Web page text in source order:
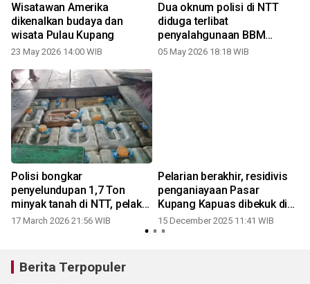
Wisatawan Amerika
dikenalkan budaya dan
wisata Pulau Kupang
23 May 2026 14:00 WIB
Dua oknum polisi di NTT
diduga terlibat
penyalahgunaan BBM
bersubsidi
05 May 2026 18:18 WIB
Polisi bongkar
penyelundupan 1,7 Ton
minyak tanah di NTT, pelaku
terancam 6 tahun
17 March 2026 21:56 WIB
Pelarian berakhir, residivis
penganiayaan Pasar
Kupang Kapuas dibekuk di
Kotabaru
15 December 2025 11:41 WIB
Berita Terpopuler